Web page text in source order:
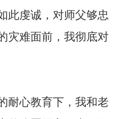
此虔诚，对师父够忠
灾难面前，我彻底对
心教育下，我和老